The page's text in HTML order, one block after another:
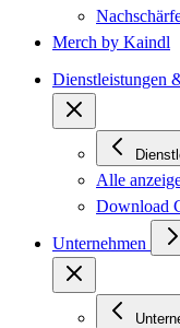
Merch by Kaindl
Dienstleistungen
Alle
Download
Unternehmen